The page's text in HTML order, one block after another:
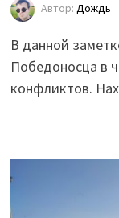
Автор: Дождь
В данной
Победоносца в
конфликтов.